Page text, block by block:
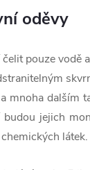
oděvy
pouze vodě
mnoha dalším
budou jejich
látek.